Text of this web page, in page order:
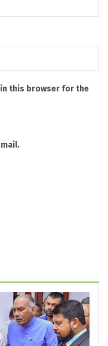
in this browser for the